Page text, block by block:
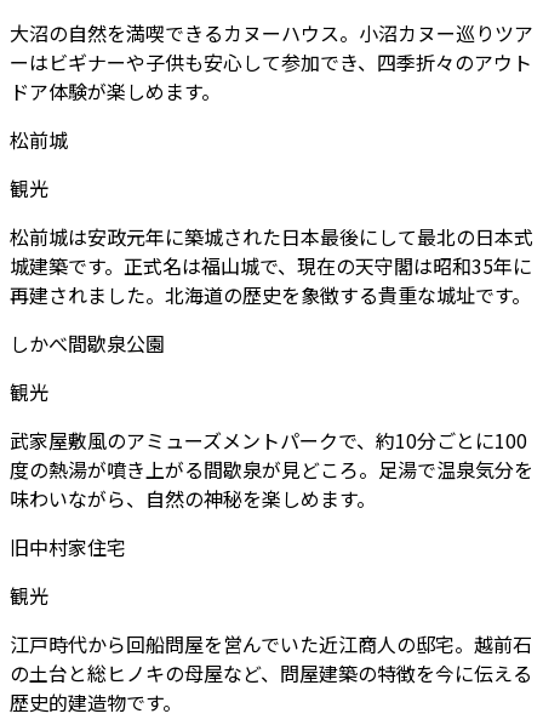
大沼の自然を満喫できるカヌーハウス。小沼カヌー巡りツア
ーはビギナーや子供も安心して参加でき、四季折々のアウト
ドア体験が楽しめます。
松前城
観光
松前城は安政元年に築城された日本最後にして最北の日本式
城建築です。正式名は福山城で、現在の天守閣は昭和35年に
再建されました。北海道の歴史を象徴する貴重な城址です。
しかべ間歇泉公園
観光
武家屋敷風のアミューズメントパークで、約10分ごとに100
度の熱湯が噴き上がる間歇泉が見どころ。足湯で温泉気分を
味わいながら、自然の神秘を楽しめます。
旧中村家住宅
観光
江戸時代から回船問屋を営んでいた近江商人の邸宅。越前石
の土台と総ヒノキの母屋など、問屋建築の特徴を今に伝える
歴史的建造物です。